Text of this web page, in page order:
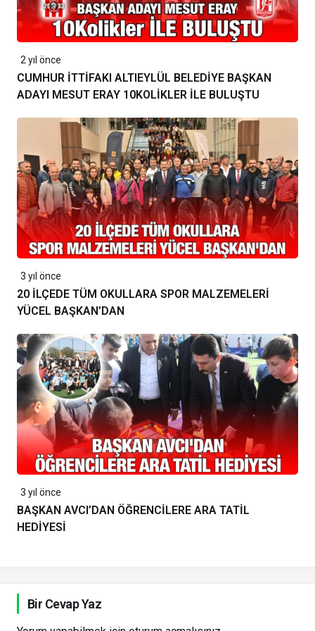
2 yıl önce
CUMHUR İTTİFAKI ALTIEYLÜL BELEDİYE BAŞKAN
ADAYI MESUT ERAY 10KOLİKLER İLE BULUŞTU
3 yıl önce
20 İLÇEDE TÜM OKULLARA SPOR MALZEMELERİ
YÜCEL BAŞKAN’DAN
3 yıl önce
BAŞKAN AVCI’DAN ÖĞRENCİLERE ARA TATİL
HEDİYESİ
Bir Cevap Yaz